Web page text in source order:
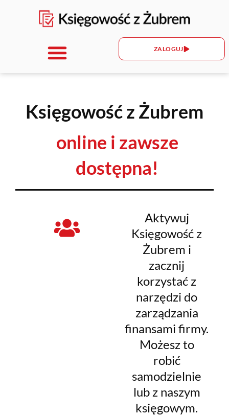
ZALOGUJ
Księgowość z Żubrem
online i zawsze
dostępna!
Aktywuj
Księgowość z
Żubrem i
zacznij
korzystać z
narzędzi do
zarządzania
finansami firmy.
Możesz to
robić
samodzielnie
lub z naszym
księgowym.